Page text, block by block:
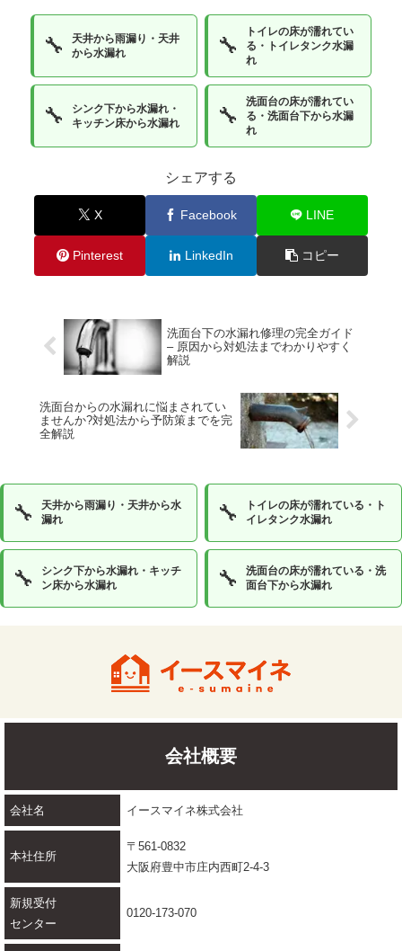
🔧
天井から雨漏り・天井
から水漏れ
🔧
トイレの床が濡れてい
る・トイレタンク水漏
れ
🔧
シンク下から水漏れ・
キッチン床から水漏れ
🔧
洗面台の床が濡れてい
る・洗面台下から水漏
れ
シェアする
X Facebook LINE
Pinterest LinkedIn コピー
洗面台下の水漏れ修理の完全ガイド
– 原因から対処法までわかりやすく
解説
洗面台からの水漏れに悩まされてい
ませんか?対処法から予防策までを完
全解説
🔧
天井から雨漏り・天井から水
漏れ
🔧
トイレの床が濡れている・ト
イレタンク水漏れ
🔧
シンク下から水漏れ・キッチ
ン床から水漏れ
🔧
洗面台の床が濡れている・洗
面台下から水漏れ
会社概要
会社名 イースマイネ株式会社
本社住所
〒561-0832
大阪府豊中市庄内西町2-4-3
新規受付
センター
0120-173-070